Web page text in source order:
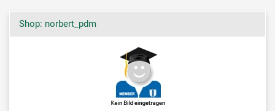
Shop: norbert_pdm